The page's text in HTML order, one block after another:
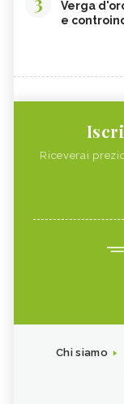
Verga
e
Riceverai
Chi siamo